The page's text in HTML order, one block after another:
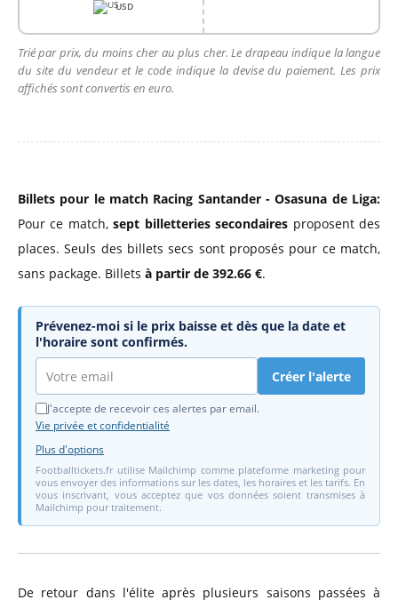
USD
Trié par prix, du moins cher au plus cher. Le drapeau indique la langue
du site du vendeur et le code indique la devise du paiement. Les prix
affichés sont convertis en euro.
Billets pour le match Racing Santander - Osasuna de Liga:
Pour ce match,sept billetteries secondaires proposent des
places. Seuls des billets secs sont proposés pour ce match,
sans package. Billets à partir de 392.66 €.
Prévenez-moi si le prix baisse et dès que la date et
l'horaire sont confirmés.
Créer l'alerte
J'accepte de recevoir ces alertes par email.
Vie privée et confidentialité
Plus d'options
Footballtickets.fr utilise Mailchimp comme plateforme marketing pour
vous envoyer des informations sur les dates, les horaires et les tarifs. En
vous inscrivant, vous acceptez que vos données soient transmises à
Mailchimp pour traitement.
De retour dans l'élite après plusieurs saisons passées à